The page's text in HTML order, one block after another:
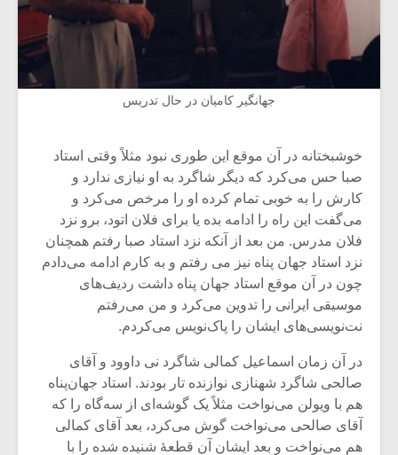
جهانگیر کامیان در حال تدریس
خوشبختانه در آن موقع این طوری نبود مثلاً وقتی استاد
صبا حس می‌کرد که دیگر شاگرد به او نیازی ندارد و
کارش را به خوبی تمام کرده او را مرخص می‌کرد و
می‌گفت این راه را ادامه بده یا برای فلان اتود، برو نزد
فلان مدرس. من بعد از آنکه نزد استاد صبا رفتم همچنان
نزد استاد جهان پناه نیز می رفتم و به کارم ادامه می‌دادم
چون در آن موقع استاد جهان پناه داشت ردیف‌های
موسیقی ایرانی را تدوین می‌کرد و من می‌رفتم
نت‌نویسی‌های ایشان را پاک‌نویس می‌کردم.
در آن زمان اسماعیل کمالی شاگرد نی داوود و آقای
صالحی شاگرد شهنازی نوازنده تار بودند. استاد جهان‌پناه
هم با ویولن می‌نواخت مثلاً یک گوشه‌ای از سه‌گاه را که
آقای صالحی می‌نواخت گوش می‌کرد، بعد آقای کمالی
هم می‌نواخت و بعد ایشان آن قطعۀ شنیده شده را با